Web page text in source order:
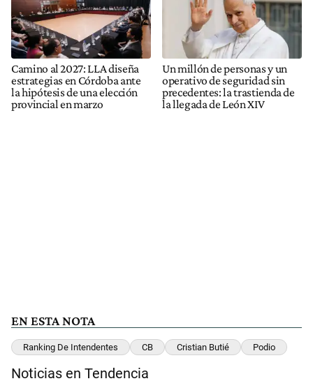
Camino al 2027: LLA diseña
estrategias en Córdoba ante
la hipótesis de una elección
provincial en marzo
Un millón de personas y un
operativo de seguridad sin
precedentes: la trastienda de
la llegada de León XIV
EN ESTA NOTA
Ranking De Intendentes CB Cristian Butié Podio
Noticias en Tendencia